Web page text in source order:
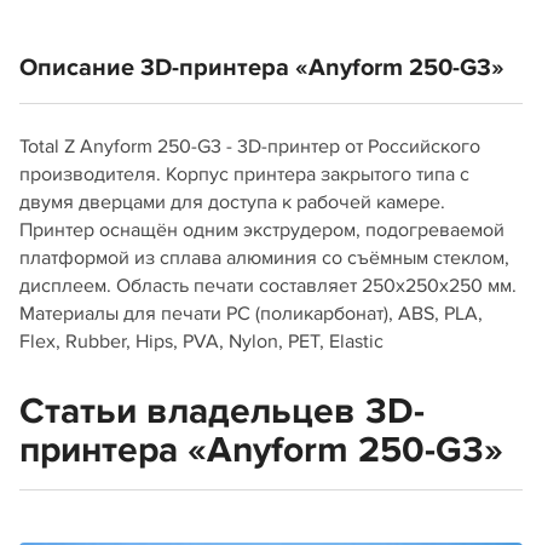
Описание 3D-принтера «Anyform 250-G3»
Total Z Anyform 250-G3 - 3D-принтер от Российского
производителя. Корпус принтера закрытого типа с
двумя дверцами для доступа к рабочей камере.
Принтер оснащён одним экструдером, подогреваемой
платформой из сплава алюминия со съёмным стеклом,
дисплеем. Область печати составляет 250х250х250 мм.
Материалы для печати PC (поликарбонат), ABS, PLA,
Flex, Rubber, Hips, PVA, Nylon, PET, Elastic
Статьи владельцев 3D-
принтера «Anyform 250-G3»